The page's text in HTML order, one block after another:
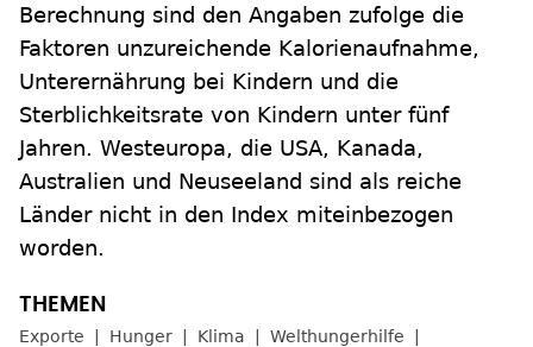
Berechnung sind den Angaben zufolge die
Faktoren unzureichende Kalorienaufnahme,
Unterernährung bei Kindern und die
Sterblichkeitsrate von Kindern unter fünf
Jahren. Westeuropa, die USA, Kanada,
Australien und Neuseeland sind als reiche
Länder nicht in den Index miteinbezogen
worden.
Exporte Hunger Klima
Welthungerhilfe